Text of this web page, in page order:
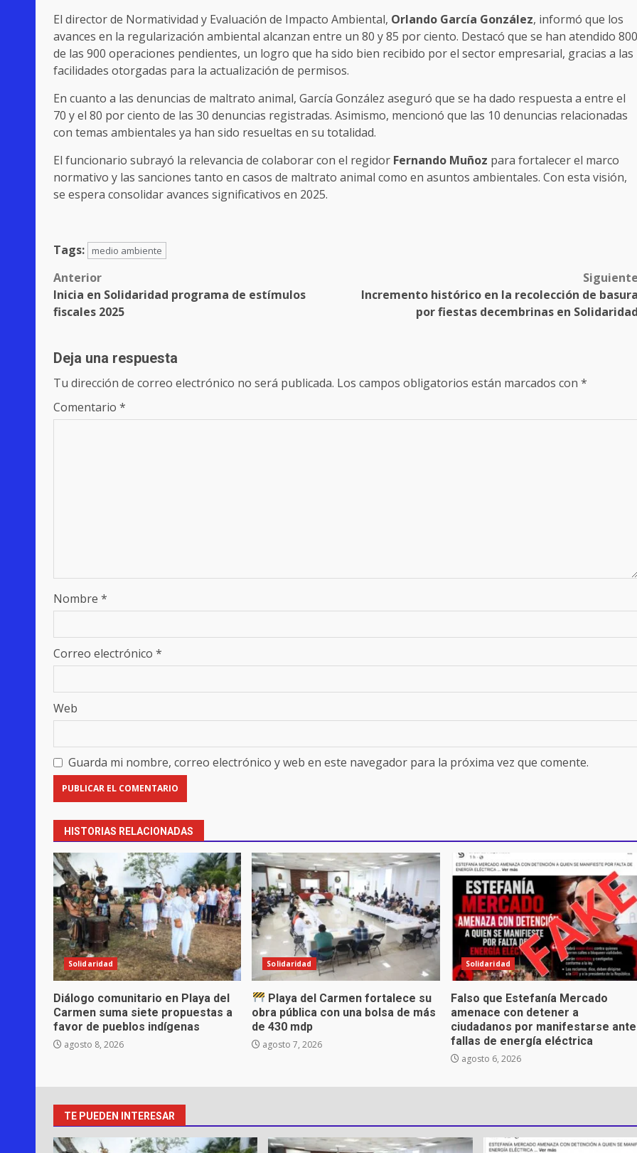
El director de Normatividad y Evaluación de Impacto Ambiental, Orlando García González, informó que los
avances en la regularización ambiental alcanzan entre un 80 y 85 por ciento. Destacó que se han atendido 800
de las 900 operaciones pendientes, un logro que ha sido bien recibido por el sector empresarial, gracias a las
facilidades otorgadas para la actualización de permisos.
En cuanto a las denuncias de maltrato animal, García González aseguró que se ha dado respuesta a entre el
70 y el 80 por ciento de las 30 denuncias registradas. Asimismo, mencionó que las 10 denuncias relacionadas
con temas ambientales ya han sido resueltas en su totalidad.
El funcionario subrayó la relevancia de colaborar con el regidor Fernando Muñoz para fortalecer el marco
normativo y las sanciones tanto en casos de maltrato animal como en asuntos ambientales. Con esta visión,
se espera consolidar avances significativos en 2025.
Tags: medio ambiente
Post
navigation
Anterior
Inicia en Solidaridad programa de estímulos
fiscales 2025
Incremento histórico en la recolección de
por fiestas decembrinas en
Deja una respuesta
Tu dirección de correo electrónico no será publicada. Los campos obligatorios están marcados con *
Comentario *
Nombre *
Correo electrónico *
Web
Guarda mi nombre, correo electrónico y web en este navegador para la próxima vez que comente.
HISTORIAS RELACIONADAS
Solidaridad
Diálogo comunitario en Playa del
Carmen suma siete propuestas a
favor de pueblos indígenas
agosto 8, 2026
Solidaridad
Playa del Carmen fortalece su
obra pública con una bolsa de más
de 430 mdp
agosto 7, 2026
Solidaridad
Falso que Estefanía Mercado
amenace con detener a
ciudadanos por manifestarse ante
fallas de energía eléctrica
agosto 6, 2026
TE PUEDEN INTERESAR